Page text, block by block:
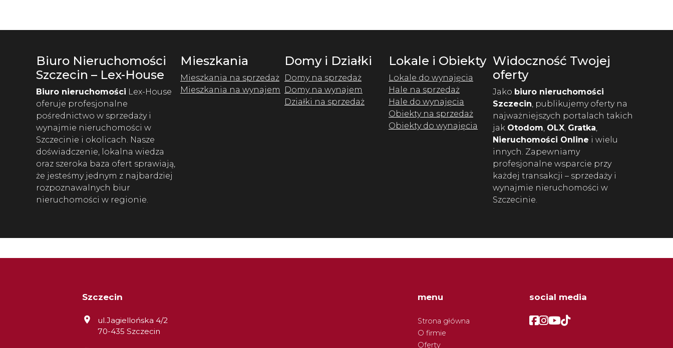
Biuro Nieruchomości
Szczecin – Lex-House
Biuro nieruchomości Lex-House
oferuje profesjonalne
pośrednictwo w sprzedaży i
wynajmie nieruchomości w
Szczecinie i okolicach. Nasze
doświadczenie, lokalna wiedza
oraz szeroka baza ofert sprawiają,
że jesteśmy jednym z najbardziej
rozpoznawalnych biur
nieruchomości w regionie.
Mieszkania
Mieszkania na sprzedaż
Mieszkania na wynajem
Domy i Działki
Domy na sprzedaż
Domy na wynajem
Działki na sprzedaż
Lokale i Obiekty
Lokale do wynajęcia
Hale na sprzedaż
Hale do wynajęcia
Obiekty na sprzedaż
Obiekty do wynajęcia
Widoczność Twojej
oferty
Jako biuro nieruchomości
Szczecin, publikujemy oferty na
najważniejszych portalach takich
jak Otodom, OLX, Gratka,
Nieruchomości Online i wielu
innych. Zapewniamy
profesjonalne wsparcie przy
każdej transakcji – sprzedaży i
wynajmie nieruchomości w
Szczecinie.
Szczecin
ul.Jagiellońska 4/2
70-435 Szczecin
menu
Strona główna
O firmie
Oferty
social media
Facebook
Facebook
Facebook
Facebook